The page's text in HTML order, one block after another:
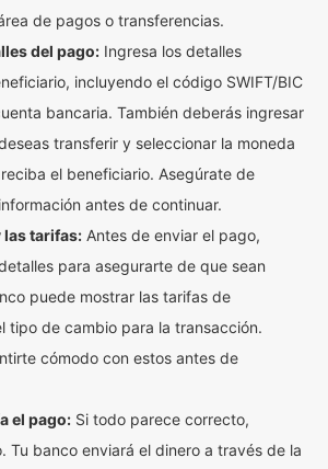
de pagos o transferencias.
del pago: Ingresa los detalles
incluyendo el código SWIFT/BIC
bancaria. También deberás ingresar
transferir y seleccionar la moneda
el beneficiario. Asegúrate de
antes de continuar.
las tarifas: Antes de enviar el pago,
para asegurarte de que sean
puede mostrar las tarifas de
tipo de cambio para la transacción.
cómodo con estos antes de
el pago: Si todo parece correcto,
Tu banco enviará el dinero a través de la